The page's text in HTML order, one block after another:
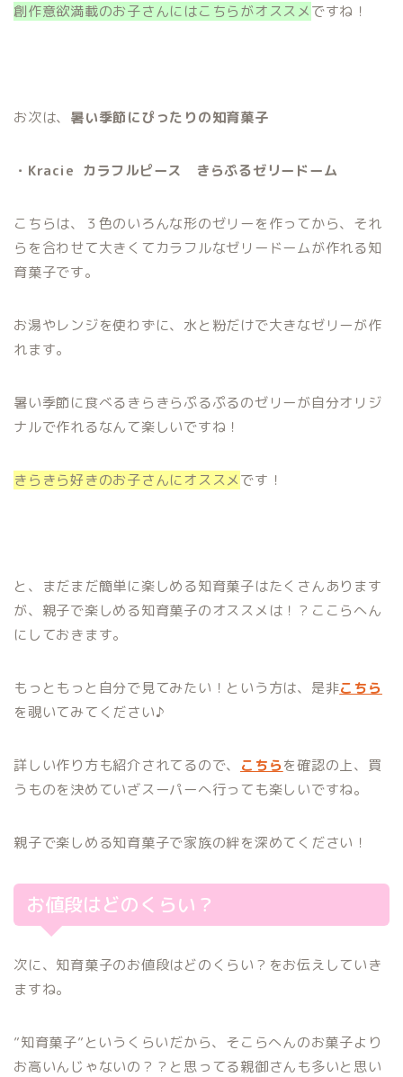
創作意欲満載のお子さんにはこちらがオススメですね！
お次は、 暑い季節にぴったりの知育菓子
・Kracie カラフルピース きらぷるゼリードーム
こちらは、３色のいろんな形のゼリーを作ってから、それ
らを合わせて大きくてカラフルなゼリードームが作れる知
育菓子です。
お湯やレンジを使わずに、水と粉だけで大きなゼリーが作
れます。
暑い季節に食べるきらきらぷるぷるのゼリーが自分オリジ
ナルで作れるなんて楽しいですね！
きらきら好きのお子さんにオススメです！
と、まだまだ簡単に楽しめる知育菓子はたくさんあります
が、親子で楽しめる知育菓子のオススメは！？ここらへん
にしておきます。
もっともっと自分で見てみたい！という方は、是非こちら
を覗いてみてください♪
詳しい作り方も紹介されてるので、 こちらを確認の上、買
うものを決めていざスーパーへ行っても楽しいですね。
親子で楽しめる知育菓子で家族の絆を深めてください！
お値段はどのくらい？
次に、知育菓子のお値段はどのくらい？をお伝えしていき
ますね。
”知育菓子”というくらいだから、そこらへんのお菓子より
お高いんじゃないの？？と思ってる親御さんも多いと思い